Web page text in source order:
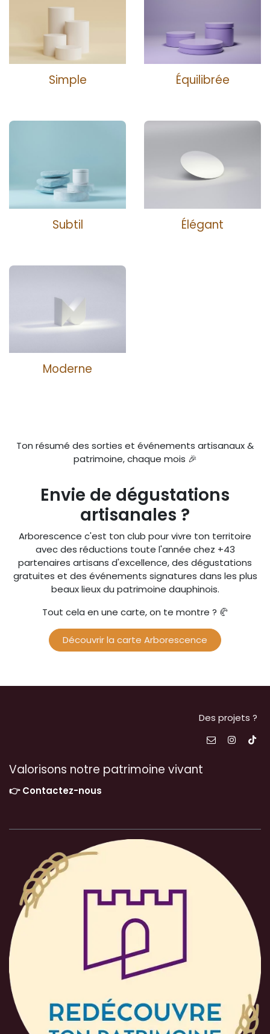
Simple Équilibrée
Subtil Élégant
Moderne
Ton résumé des sorties et événements artisanaux &
patrimoine, chaque mois 🎉
Envie de dégustations
artisanales ?
Arborescence c'est ton club pour vivre ton territoire
avec des réductions toute l'année chez +43
partenaires artisans d'excellence, des dégustations
gratuites et des événements signatures dans les plus
beaux lieux du patrimoine dauphinois.
Tout cela en une carte, on te montre ? 🥐
Découvrir la carte Arborescence
Des projets ?
Valorisons notre patrimoine vivant
👉 Contactez-nous